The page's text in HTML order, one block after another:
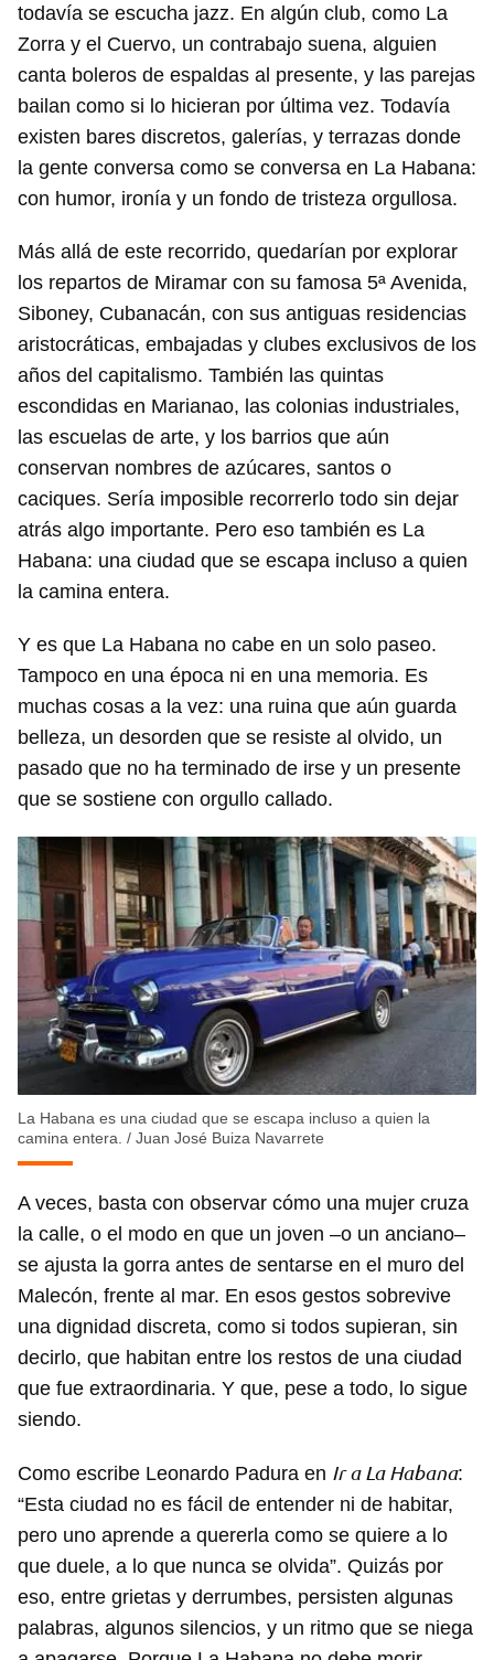
todavía se escucha jazz. En algún club, como La
Zorra y el Cuervo, un contrabajo suena, alguien
canta boleros de espaldas al presente, y las parejas
bailan como si lo hicieran por última vez. Todavía
existen bares discretos, galerías, y terrazas donde
la gente conversa como se conversa en La Habana:
con humor, ironía y un fondo de tristeza orgullosa.
Más allá de este recorrido, quedarían por explorar
los repartos de Miramar con su famosa 5ª Avenida,
Siboney, Cubanacán, con sus antiguas residencias
aristocráticas, embajadas y clubes exclusivos de los
años del capitalismo. También las quintas
escondidas en Marianao, las colonias industriales,
las escuelas de arte, y los barrios que aún
conservan nombres de azúcares, santos o
caciques. Sería imposible recorrerlo todo sin dejar
atrás algo importante. Pero eso también es La
Habana: una ciudad que se escapa incluso a quien
la camina entera.
Y es que La Habana no cabe en un solo paseo.
Tampoco en una época ni en una memoria. Es
muchas cosas a la vez: una ruina que aún guarda
belleza, un desorden que se resiste al olvido, un
pasado que no ha terminado de irse y un presente
que se sostiene con orgullo callado.
La Habana es una ciudad que se escapa incluso a quien la
camina entera. / Juan José Buiza Navarrete
A veces, basta con observar cómo una mujer cruza
la calle, o el modo en que un joven –o un anciano–
se ajusta la gorra antes de sentarse en el muro del
Malecón, frente al mar. En esos gestos sobrevive
una dignidad discreta, como si todos supieran, sin
decirlo, que habitan entre los restos de una ciudad
que fue extraordinaria. Y que, pese a todo, lo sigue
siendo.
Como escribe Leonardo Padura en Ir a La Habana:
“Esta ciudad no es fácil de entender ni de habitar,
pero uno aprende a quererla como se quiere a lo
que duele, a lo que nunca se olvida”. Quizás por
eso, entre grietas y derrumbes, persisten algunas
palabras, algunos silencios, y un ritmo que se niega